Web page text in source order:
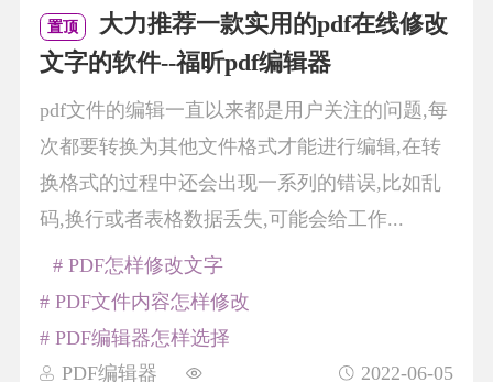
置顶
大力推荐一款实用的pdf在线修改
文字的软件--福昕pdf编辑器
pdf文件的编辑一直以来都是用户关注的问题,每
次都要转换为其他文件格式才能进行编辑,在转
换格式的过程中还会出现一系列的错误,比如乱
码,换行或者表格数据丢失,可能会给工作...
PDF编辑器 2022-06-05
# PDF怎样修改文字
# PDF文件内容怎样修改
# PDF编辑器怎样选择